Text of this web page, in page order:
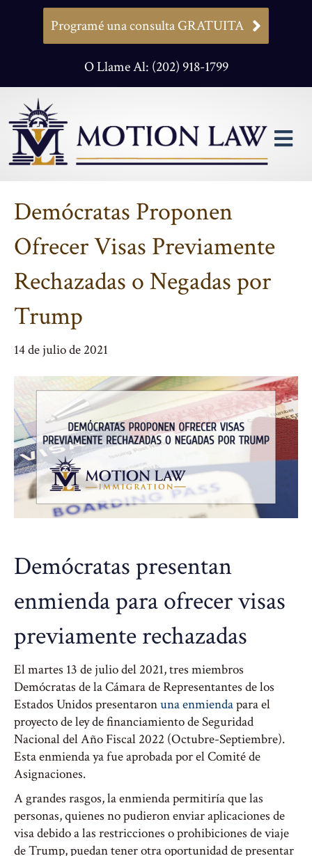
Programé una consulta GRATUITA
O Llame Al: (202) 918-1799
Demócratas Proponen
Ofrecer Visas Previamente
Rechazadas o Negadas por
Trump
14 de julio de 2021
Demócratas presentan
enmienda para ofrecer visas
previamente rechazadas
El martes 13 de julio del 2021, tres miembros
Demócratas de la Cámara de Representantes de los
Estados Unidos presentaronuna enmiendapara el
proyecto de ley de financiamiento de Seguridad
Nacional del Año Fiscal 2022 (Octubre-Septiembre).
Esta enmienda ya fue aprobada por el Comité de
Asignaciones.
A grandes rasgos, la enmienda permitiría que las
personas, quienes no pudieron enviar aplicaciones de
visa debido a las restricciones o prohibiciones de viaje
de Trump, puedan tener otra oportunidad de presentar